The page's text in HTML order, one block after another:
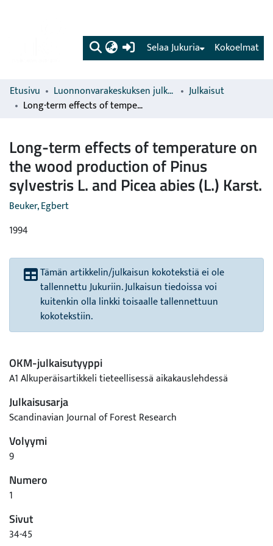
(current) Kokoelmat
Selaa Jukuria
Etusivu Luonnonvarakeskuksen julkaisut
Julkaisut
Long-term effects of temperature on the wood production of Pinus sylvestris L. and Picea abies (L.) Karst.
Long-term effects of temperature on
the wood production of Pinus
sylvestris L. and Picea abies (L.) Karst.
Beuker, Egbert
1994
Tämän artikkelin/julkaisun kokotekstiä ei ole
tallennettu Jukuriin. Julkaisun tiedoissa voi
kuitenkin olla linkki toisaalle tallennettuun
kokotekstiin.
OKM-julkaisutyyppi
A1 Alkuperäisartikkeli tieteellisessä aikakauslehdessä
Julkaisusarja
Scandinavian Journal of Forest Research
Volyymi
9
Numero
1
Sivut
34-45